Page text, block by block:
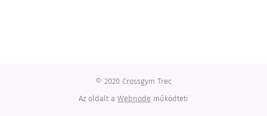
© 2020 Crossgym Trec
Az oldalt a Webnode működteti